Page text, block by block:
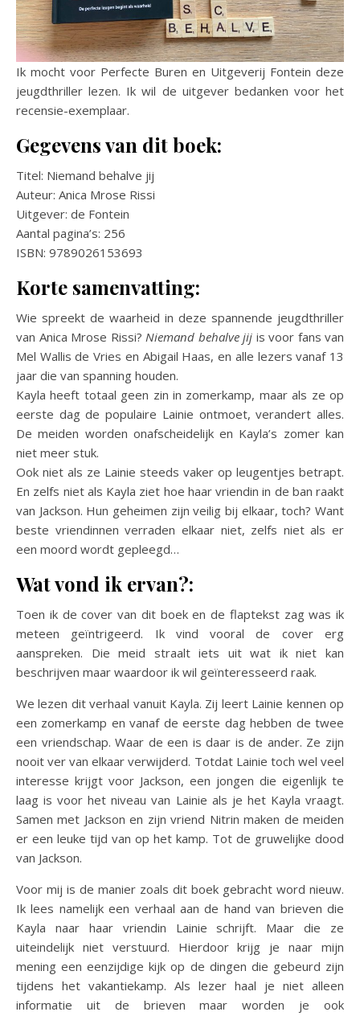
Ik mocht voor Perfecte Buren en Uitgeverij Fontein deze
jeugdthriller lezen. Ik wil de uitgever bedanken voor het
recensie-exemplaar.
Gegevens van dit boek:
Titel: Niemand behalve jij
Auteur: Anica Mrose Rissi
Uitgever: de Fontein
Aantal pagina’s: 256
ISBN: 9789026153693
Korte samenvatting:
Wie spreekt de waarheid in deze spannende jeugdthriller
van Anica Mrose Rissi? Niemand behalve jij is voor fans van
Mel Wallis de Vries en Abigail Haas, en alle lezers vanaf 13
jaar die van spanning houden.
Kayla heeft totaal geen zin in zomerkamp, maar als ze op
eerste dag de populaire Lainie ontmoet, verandert alles.
De meiden worden onafscheidelijk en Kayla’s zomer kan
niet meer stuk.
Ook niet als ze Lainie steeds vaker op leugentjes betrapt.
En zelfs niet als Kayla ziet hoe haar vriendin in de ban raakt
van Jackson. Hun geheimen zijn veilig bij elkaar, toch? Want
beste vriendinnen verraden elkaar niet, zelfs niet als er
een moord wordt gepleegd…
Wat vond ik ervan?:
Toen ik de cover van dit boek en de flaptekst zag was ik
meteen geïntrigeerd. Ik vind vooral de cover erg
aanspreken. Die meid straalt iets uit wat ik niet kan
beschrijven maar waardoor ik wil geïnteresseerd raak.
We lezen dit verhaal vanuit Kayla. Zij leert Lainie kennen op
een zomerkamp en vanaf de eerste dag hebben de twee
een vriendschap. Waar de een is daar is de ander. Ze zijn
nooit ver van elkaar verwijderd. Totdat Lainie toch wel veel
interesse krijgt voor Jackson, een jongen die eigenlijk te
laag is voor het niveau van Lainie als je het Kayla vraagt.
Samen met Jackson en zijn vriend Nitrin maken de meiden
er een leuke tijd van op het kamp. Tot de gruwelijke dood
van Jackson.
Voor mij is de manier zoals dit boek gebracht word nieuw.
Ik lees namelijk een verhaal aan de hand van brieven die
Kayla naar haar vriendin Lainie schrijft. Maar die ze
uiteindelijk niet verstuurd. Hierdoor krijg je naar mijn
mening een eenzijdige kijk op de dingen die gebeurd zijn
tijdens het vakantiekamp. Als lezer haal je niet alleen
informatie uit de brieven maar worden je ook